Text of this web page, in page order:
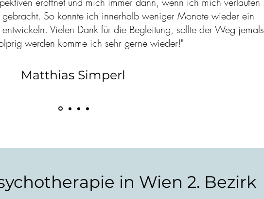
So konnte ich innerhalb weniger Monate wieder ein
Vielen Dank für die Begleitung, sollte der Weg jemals
werden komme ich sehr gerne wieder!"
Matthias Simperl
in Wien 2. Bezirk